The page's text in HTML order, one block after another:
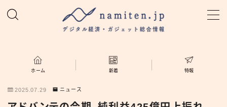
ホームホーム 新着 特報
2025.07.29 ニュース